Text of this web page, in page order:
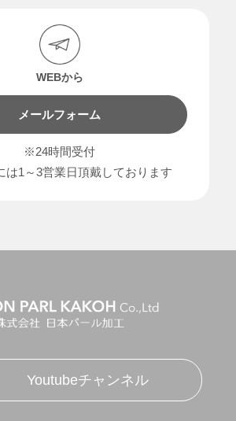
WEBから
メールフォーム
※24時間受付
は1～3営業日頂戴しております
Youtubeチャンネル